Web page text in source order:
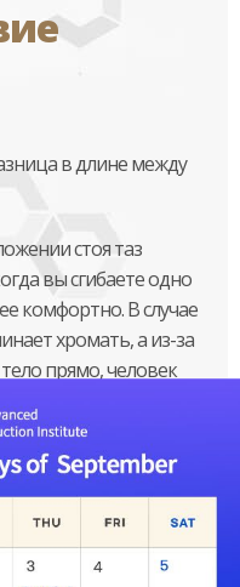
в длине между
стоя таз
вы сгибаете одно
комфортно. В случае
хромать, а из-за
прямо, человек
к
того, в
в виду возможность
и колена, так